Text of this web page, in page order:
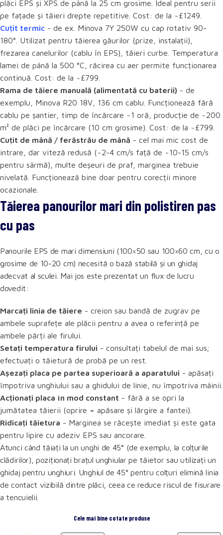
plăci EPS și XPS de până la 25 cm grosime. Ideal pentru serii
pe fațade și tăieri drepte repetitive. Cost: de la ~£1249.
Cuțit termic - de ex. Minova 7Y 250W cu cap rotativ 90-
180°. Utilizat pentru tăierea găurilor (prize, instalații),
frezarea canelurilor (cablu în EPS), tăieri curbe. Temperatura
lamei de până la 500 °C, răcirea cu aer permite funcționarea
continuă. Cost: de la ~£799.
Rama de tăiere manuală (alimentată cu baterii) - de
exemplu, Minova R20 18V, 136 cm cablu. Funcționează fără
cablu pe șantier, timp de încărcare ~1 oră, producție de ~200
m² de plăci pe încărcare (10 cm grosime). Cost: de la ~£799.
Cuțit de mână / ferăstrău de mână - cel mai mic cost de
intrare, dar viteză redusă (~2-4 cm/s față de ~10-15 cm/s
pentru sârmă), multe deșeuri de praf, marginea trebuie
nivelată. Funcționează bine doar pentru corecții minore
ocazionale.
Tăierea panourilor mari din polistiren pas
cu pas
Panourile EPS de mari dimensiuni (100×50 sau 100×60 cm, cu o
grosime de 10-20 cm) necesită o bază stabilă și un ghidaj
adecvat al sculei. Mai jos este prezentat un flux de lucru
dovedit:
Marcați linia de tăiere - creion sau bandă de zugrav pe
ambele suprafețe ale plăcii pentru a avea o referință pe
ambele părți ale firului.
Setați temperatura firului - consultați tabelul de mai sus;
efectuați o tăietură de probă pe un rest.
Așezați placa pe partea superioară a aparatului - apăsați
împotriva unghiului sau a ghidului de linie, nu împotriva mâinii.
Acționați placa în mod constant - fără a se opri la
jumătatea tăierii (oprire = apăsare și lărgire a fantei).
Ridicați tăietura - Marginea se răcește imediat și este gata
pentru lipire cu adeziv EPS sau ancorare.
Atunci când tăiați la un unghi de 45° (de exemplu, la colțurile
clădirilor), poziționați brațul unghiular pe tăietor sau utilizați un
ghidaj pentru unghiuri. Unghiul de 45° pentru colțuri elimină linia
de contact vizibilă dintre plăci, ceea ce reduce riscul de fisurare
a tencuielii.
Cele mai bine cotate produse